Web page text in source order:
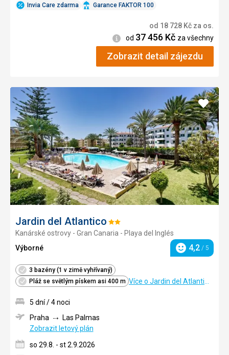
Invia Care zdarma Garance FAKTOR 100
od 18 728 Kč za os.
Informace
od 37 456 Kč za všechny
Zobrazit detail zájezdu
Jardin del Atlantico Hodnocení:
2/5
Kanárské ostrovy - Gran Canaria - Playa del Inglés
Výborné
Hodnocení
4,2 / 5
3 bazény (1 v zimě vyhřívaný)
Pláž se světlým pískem asi 400 m
Přidat
do
5 dní / 4 noci
Praha
Las Palmas
Zobrazit letový plán
so 29.8. - st 2.9.2026